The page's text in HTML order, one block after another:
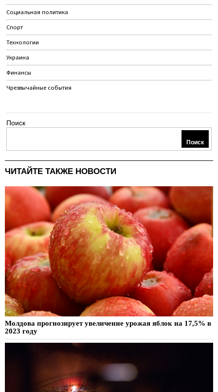
Социальная политика
Спорт
Технологии
Украина
Финансы
Чрезвычайные события
Поиск
Поиск
ЧИТАЙТЕ ТАКЖЕ НОВОСТИ
Молдова прогнозирует увеличение урожая яблок на 17,5% в
2023 году